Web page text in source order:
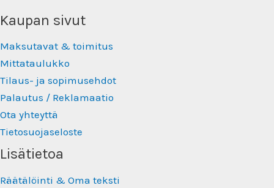
Kaupan sivut
Maksutavat & toimitus
Mittataulukko
Tilaus- ja sopimusehdot
Palautus / Reklamaatio
Ota yhteyttä
Tietosuojaseloste
Lisätietoa
Räätälöinti & Oma teksti